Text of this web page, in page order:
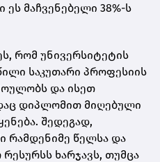
მაჩვენებელი 38%-ს
რომ უნივერსიტეტის
საკუთარი პროფესიის
და ისეთ
დიპლომით მიღებული
შედეგად,
რამდენიმე წელსა და
ხარჯავს, თუმცა